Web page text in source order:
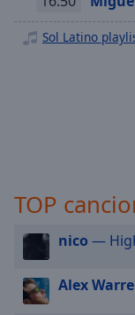
subtitles
selected
Audio
Track
Sol Latino
TOP
nico —
Alex